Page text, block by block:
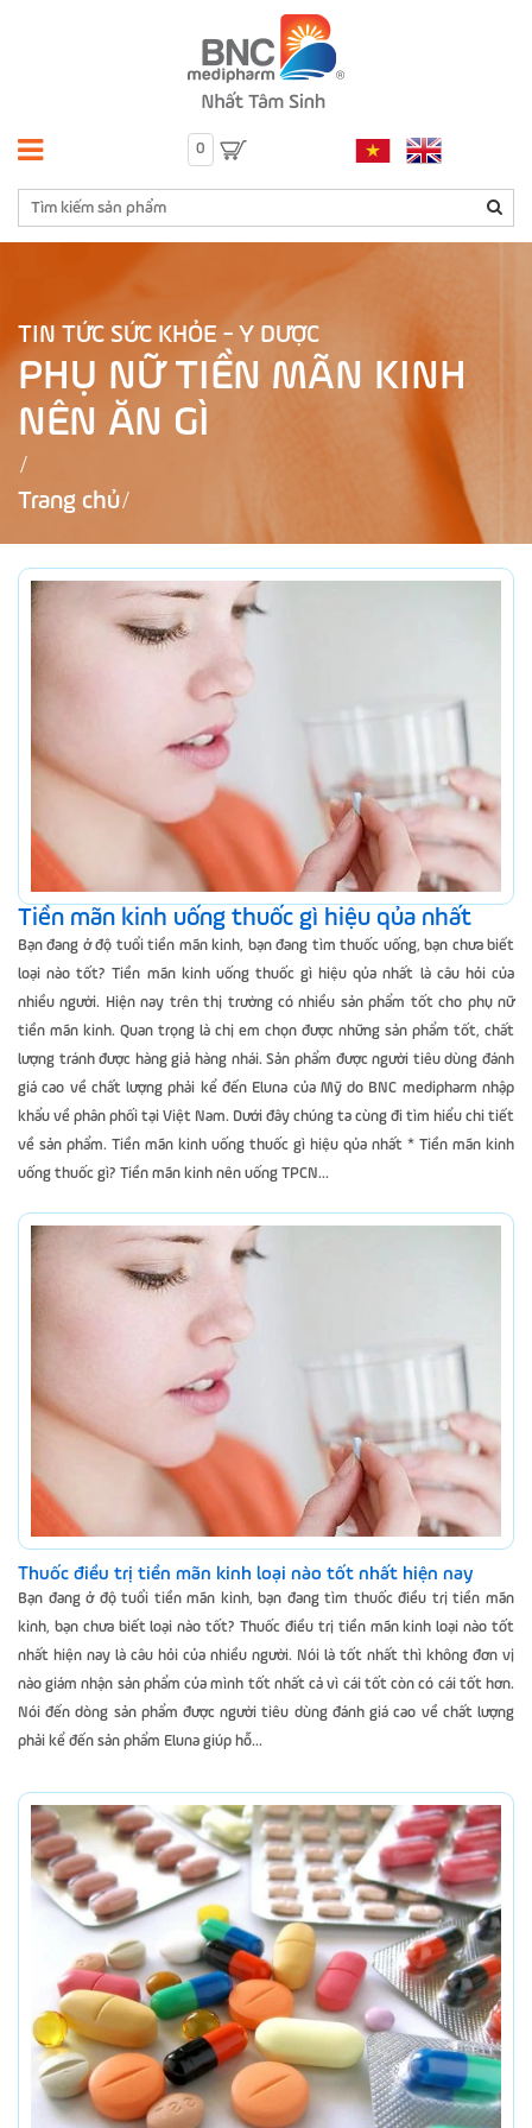
0
TIN TỨC SỨC KHỎE - Y DƯỢC
PHỤ NỮ TIỀN MÃN KINH
NÊN ĂN GÌ
Trang chủ
Tiền mãn kinh uống thuốc gì hiệu qủa nhất
Bạn đang ở độ tuổi tiền mãn kinh, bạn đang tìm thuốc uống, bạn chưa biết
loại nào tốt? Tiền mãn kinh uống thuốc gì hiệu qủa nhất là câu hỏi của
nhiều người. Hiện nay trên thị trường có nhiều sản phẩm tốt cho phụ nữ
tiền mãn kinh. Quan trọng là chị em chọn được những sản phẩm tốt, chất
lượng tránh được hàng giả hàng nhái. Sản phẩm được người tiêu dùng đánh
giá cao về chất lượng phải kể đến Eluna của Mỹ do BNC medipharm nhập
khẩu về phân phối tại Việt Nam. Dưới đây chúng ta cùng đi tìm hiểu chi tiết
về sản phẩm. Tiền mãn kinh uống thuốc gì hiệu qủa nhất * Tiền mãn kinh
uống thuốc gì? Tiền mãn kinh nên uống TPCN...
Thuốc điều trị tiền mãn kinh loại nào tốt nhất hiện nay
Bạn đang ở độ tuổi tiền mãn kinh, bạn đang tìm thuốc điều trị tiền mãn
kinh, bạn chưa biết loại nào tốt? Thuốc điều trị tiền mãn kinh loại nào tốt
nhất hiện nay là câu hỏi của nhiều người. Nói là tốt nhất thì không đơn vị
nào giám nhận sản phẩm của mình tốt nhất cả vì cái tốt còn có cái tốt hơn.
Nói đến dòng sản phẩm được người tiêu dùng đánh giá cao về chất lượng
phải kể đến sản phẩm Eluna giúp hỗ...